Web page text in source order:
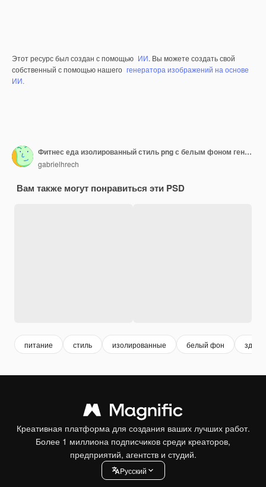
Этот ресурс был создан с помощью ИИ. Вы можете создать свой
собственный с помощью нашего генератора изображений на основе
ИИ.
Фитнес еда изолированный стиль png с белым фоном генеративный IA
gabrielhrech
Вам также могут понравиться эти PSD
питание стиль изолированные белый фон
Креативная платформа для создания ваших лучших работ.
Более 1 миллиона подписчиков среди креаторов,
предприятий, агентств и студий.
Pусский